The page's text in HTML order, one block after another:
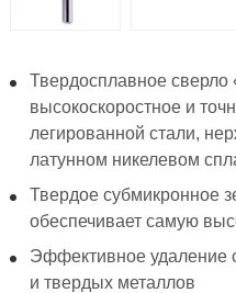
Твердосплавное сверло
высокоскоростное и
легированной стали,
латунном никелевом
Твердое субмикронное
обеспечивает самую
Эффективное удаление
и твердых металлов